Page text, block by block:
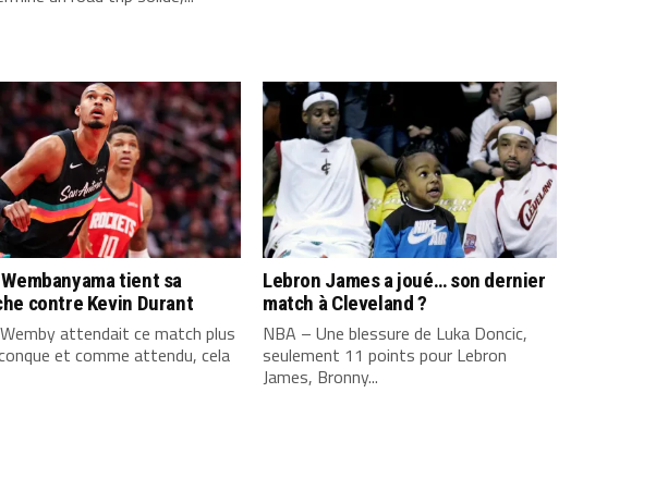
tient sa
contre Kevin Durant
attendait ce match plus
et comme attendu, cela
Lebron James a joué… son dernier
match à Cleveland ?
NBA – Une blessure de Luka Doncic,
seulement 11 points pour Lebron
James, Bronny...